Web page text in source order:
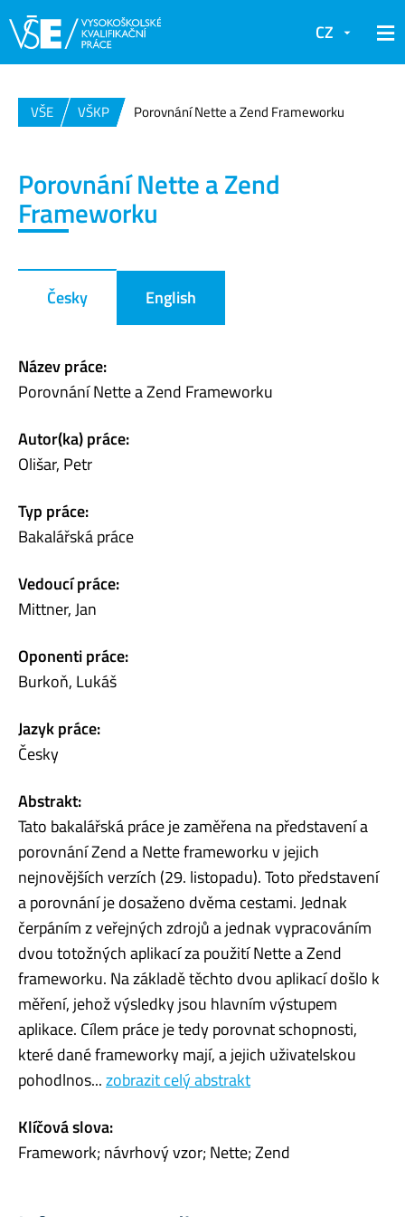
CZ
VŠE VŠKP Porovnání Nette a Zend Frameworku
Porovnání Nette a Zend
Frameworku
Česky English
Název práce:
Porovnání Nette a Zend Frameworku
Autor(ka) práce:
Olišar, Petr
Typ práce:
Bakalářská práce
Vedoucí práce:
Mittner, Jan
Oponenti práce:
Burkoň, Lukáš
Jazyk práce:
Česky
Abstrakt:
Tato bakalářská práce je zaměřena na představení a
porovnání Zend a Nette frameworku v jejich
nejnovějších verzích (29. listopadu). Toto představení
a porovnání je dosaženo dvěma cestami. Jednak
čerpáním z veřejných zdrojů a jednak vypracováním
dvou totožných aplikací za použití Nette a Zend
frameworku. Na základě těchto dvou aplikací došlo k
měření, jehož výsledky jsou hlavním výstupem
aplikace. Cílem práce je tedy porovnat schopnosti,
které dané frameworky mají, a jejich uživatelskou
pohodlnos...zobrazit celý abstrakt
Klíčová slova:
Framework; návrhový vzor; Nette; Zend